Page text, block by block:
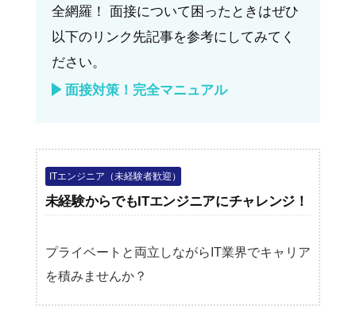
全網羅！ 面接について困ったときはぜひ
以下のリンク先記事を参考にしてみてく
ださい。
面接対策！完全マニュアル
ITエンジニア（未経験者歓迎）
未経験からでもITエンジニアにチャレンジ！
プライベートと両立しながらIT業界でキャリア
を積みませんか？